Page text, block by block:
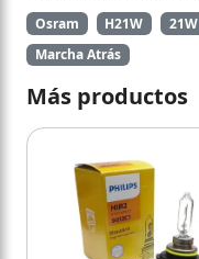
Osram H21W 21W
Marcha Atrás
Más productos